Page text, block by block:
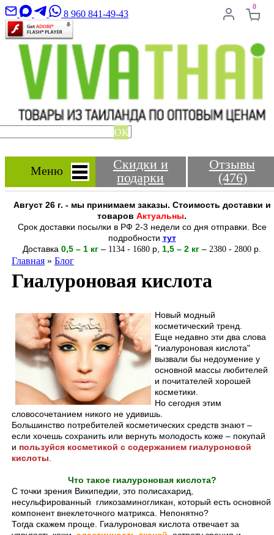
8 960 841-49-43
0
ОК
Меню
Скидки и
подарки
Отзывы
(476)
Август 26 г. - мы принимаем заказы. Стоимость доставки и
товаров Актуальны.
Срок доставки посылки в РФ 2-3 недели со дня отправки. Все
подробности тут
Доставка 0,5 – 1 кг – 1134 - 1680 р 1,5 – 2 кг – 2380 - 2800 р.
Главная » Блог
Гиалуроновая кислота
Новый модный
косметический тренд.
Еще недавно эти два слова
"гиалуроновая кислота"
вызвали бы недоумение у
основной массы любителей
и почитателей хорошей
косметики.
Но сегодня этим
словосочетанием никого не удивишь.
Большинство потребителей косметических средств знают –
если хочешь сохранить или вернуть молодость коже – покупай
и пользуйся косметикой с содержанием гиалуроновой
кислоты
Что такое гиалуроновая кислота?
С точки зрения Википедии, это полисахарид,
несульфированный гликозаминогликан, который есть основной
компонент внеклеточного матрикса. Непонятно?
Тогда скажем проще. Гиалуроновая кислота отвечает за